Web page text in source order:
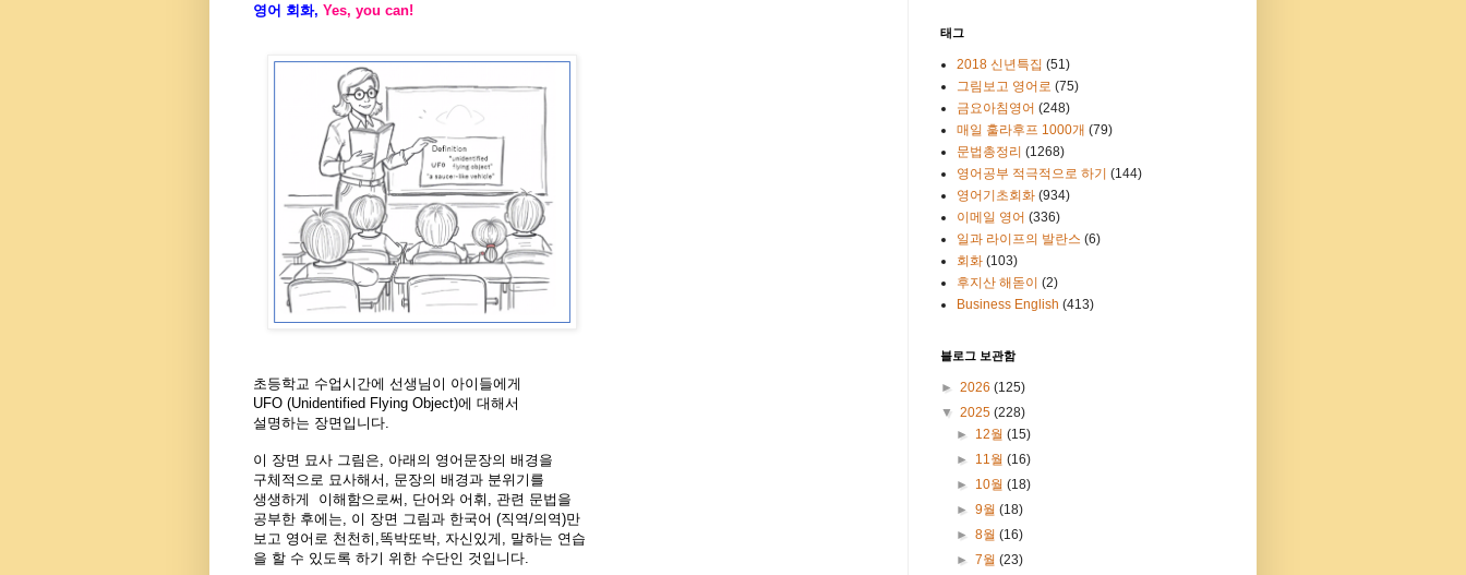
영어 회화, Yes, you can!
초등학교 수업시간에 선생님이 아이들에게
UFO (Unidentified Flying Object)에 대해서
설명하는 장면입니다.
이 장면 묘사 그림은, 아래의 영어문장의 배경을
구체적으로 묘사해서, 문장의 배경과 분위기를
생생하게 이해함으로써, 단어와 어휘, 관련 문법을
공부한 후에는, 이 장면 그림과 한국어 (직역/의역)만
보고 영어로 천천히,똑박또박, 자신있게, 말하는 연습
을 할 수 있도록 하기 위한 수단인 것입니다.
태그
2018 신년특집 (51)
그림보고 영어로 (75)
금요아침영어 (248)
매일 훌라후프 1000개 (79)
문법총정리 (1268)
영어공부 적극적으로 하기 (144)
영어기초회화 (934)
이메일 영어 (336)
일과 라이프의 발란스 (6)
회화 (103)
후지산 해돋이 (2)
Business English (413)
블로그 보관함
► 2026 (125)
▼ 2025 (228)
► 12월(15)
► 11월(16)
► 10월(18)
►9월(18)
►8월(16)
►7월(23)